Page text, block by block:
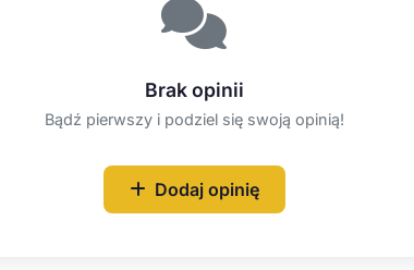
Brak opinii
Bądź pierwszy i podziel się swoją opinią!
Dodaj opinię